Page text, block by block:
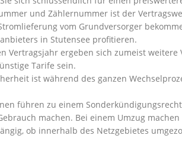
und Zählernummer ist der
vom Grundversorger
in Stutensee profitieren.
Vertragsjahr ergeben sich zumeist
Tarife sein.
ist während des ganzen
führen zu einem
machen. Bei einem Umzug
ob innerhalb des Netzgebietes